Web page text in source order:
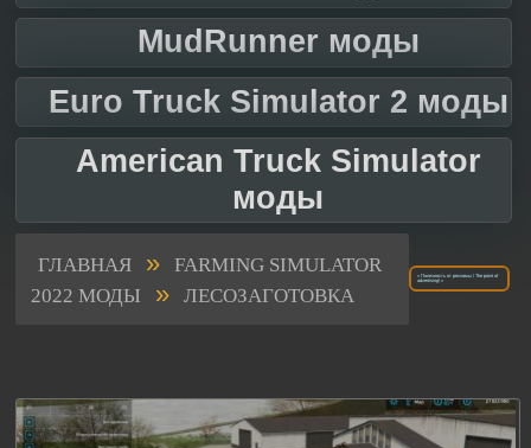
MudRunner моды
Euro Truck Simulator 2 моды
American Truck Simulator
моды
ГЛАВНАЯ »
FARMING SIMULATOR
2022 МОДЫ
» ЛЕСОЗАГОТОВКА
« Полезность от рекламы / The point of
advertising! »